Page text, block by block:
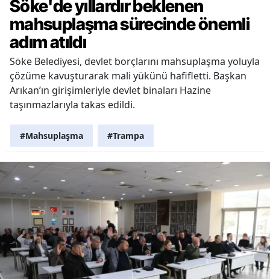
Söke'de yıllardır beklenen
mahsuplaşma sürecinde önemli
adım atıldı
Söke Belediyesi, devlet borçlarını mahsuplaşma yoluyla
çözüme kavuşturarak mali yükünü hafifletti. Başkan
Arıkan’ın girişimleriyle devlet binaları Hazine
taşınmazlarıyla takas edildi.
#Mahsuplaşma #Trampa